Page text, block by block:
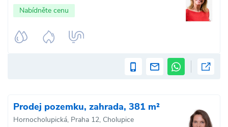
Nabídněte cenu
Prodej pozemku, zahrada, 381 m²
Hornocholupická, Praha 12, Cholupice